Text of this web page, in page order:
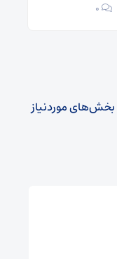
۰
بخش‌های موردنیاز